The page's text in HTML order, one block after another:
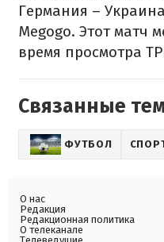
Германия –
Megogo. Этот матч
время просмотра
Связанные
ФУТБОЛ
О нас
Редакция
Редакционная политика
О телеканале